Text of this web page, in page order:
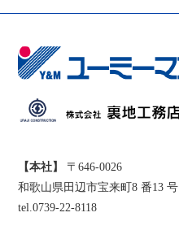
【本社】
〒646-0026
和歌山県田辺市宝来町8 番13 号
tel.0739-22-8118